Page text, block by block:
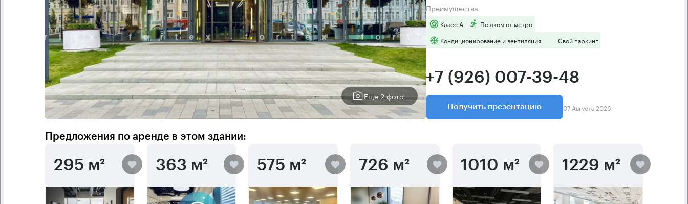
Еще 2 фото
Преимущества
Класс А
Пешком от метро
Кондиционирование и вентиляция
Свой паркинг
+7 (926) 007-39-48
Получить презентацию 07 Августа 2026
Предложения по аренде в этом здании:
295 м² 363 м² 575 м² 726 м² 1010 м² 1229 м²